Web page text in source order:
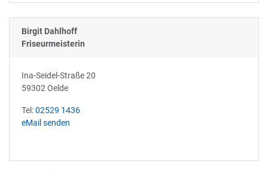
Birgit Dahlhoff
Friseurmeisterin
Ina-Seidel-Straße 20
59302 Oelde
Tel:02529 1436
eMail senden